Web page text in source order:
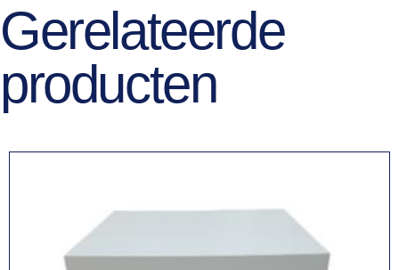
Gerelateerde
producten